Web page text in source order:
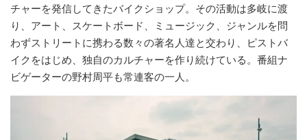
チャーを発信してきたバイクショップ。その活動は多岐に渡
り、アート、スケートボード、ミュージック、ジャンルを問
わずストリートに携わる数々の著名人達と交わり、ピストバ
イクをはじめ、独自のカルチャーを作り続けている。番組ナ
ビゲーターの野村周平も常連客の一人。